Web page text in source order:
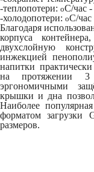
-теплопотери: оC/час
-холодопотери: оC/час
Благодаря
корпуса
двухслойную
инжекцией
напитки
на протяжении 3
эргономичными
крышки и дна
Наиболее
форматом загрузки
размеров.